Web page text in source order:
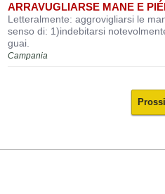
ARRAVUGLIARSE MANE E
Letteralmente: aggrovigliarsi le
senso di: 1)indebitarsi
guai.
Campania